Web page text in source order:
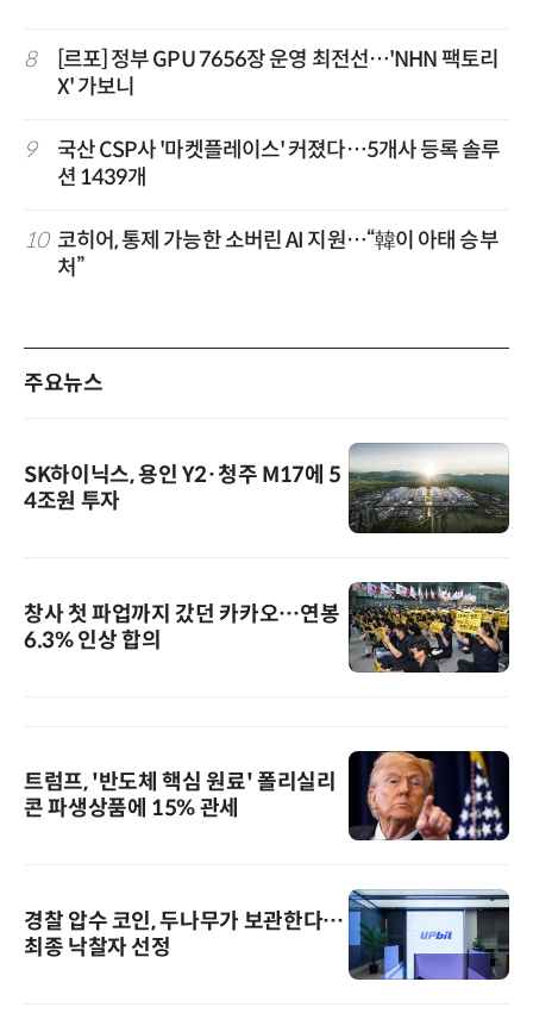
8
[르포] 정부 GPU 7656장 운영 최전선…'NHN 팩토리
X' 가보니
9
국산 CSP사 '마켓플레이스' 커졌다…5개사 등록 솔루
션 1439개
10 코히어, 통제 가능한 소버린 AI 지원…“韓이 아태 승부
처”
주요뉴스
SK하이닉스, 용인 Y2·청주 M17에 5
4조원 투자
창사 첫 파업까지 갔던 카카오…연봉
6.3% 인상 합의
트럼프, '반도체 핵심 원료' 폴리실리
콘 파생상품에 15% 관세
경찰 압수 코인, 두나무가 보관한다…
최종 낙찰자 선정